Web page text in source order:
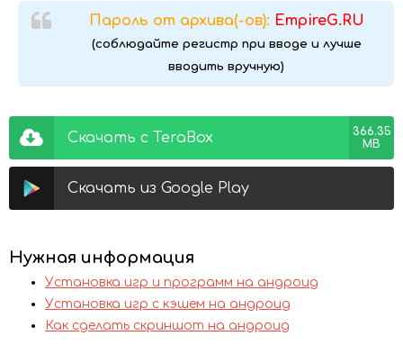
Пароль от архива(-ов): EmpireG.RU
(соблюдайте регистр при вводе и лучше
вводить вручную)
Скачать с TeraBox
366.35
MB
Скачать из Google Play
Нужная информация
Установка игр и программ на андроид
Установка игр с кэшем на андроид
Как сделать скриншот на андроид